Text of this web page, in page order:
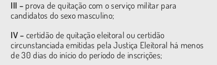
III – prova de quitação com o serviço militar para
candidatos do sexo masculino;
IV – certidão de quitação eleitoral ou certidão
circunstanciada emitidas pela Justiça Eleitoral há menos
de 30 dias do início do período de inscrições;